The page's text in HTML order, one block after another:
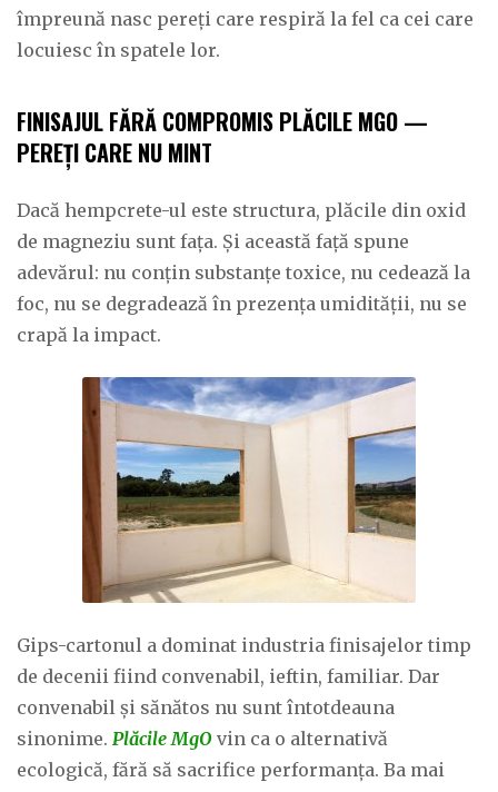
împreună nasc pereți care respiră la fel ca cei care
locuiesc în spatele lor.
FINISAJUL FĂRĂ COMPROMIS PLĂCILE MGO —
PEREȚI CARE NU MINT
Dacă hempcrete-ul este structura, plăcile din oxid
de magneziu sunt fața. Și această față spune
adevărul: nu conțin substanțe toxice, nu cedează la
foc, nu se degradează în prezența umidității, nu se
crapă la impact.
Gips-cartonul a dominat industria finisajelor timp
de decenii fiind convenabil, ieftin, familiar. Dar
convenabil și sănătos nu sunt întotdeauna
sinonime. Plăcile MgO vin ca o alternativă
ecologică, fără să sacrifice performanța. Ba mai